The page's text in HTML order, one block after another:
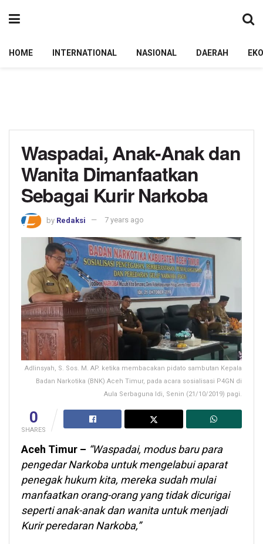
HOME INTERNATIONAL NASIONAL DAERAH
Waspadai, Anak-Anak dan
Wanita Dimanfaatkan
Sebagai Kurir Narkoba
by Redaksi 7 years ago
Adlinsyah, S. Sos. M. AP. ketika membacakan pidato sambutan Kepala
Badan Narkotika (BNK) Aceh Timur, pada acara sosialisasi P4GN di
Aula Serbaguna Idi, Senin (21/10/2019) pagi.
0
SHARES
Aceh Timur – “Waspadai, modus baru para
pengedar Narkoba untuk mengelabui aparat
penegak hukum kita, mereka sudah mulai
manfaatkan orang-orang yang tidak dicurigai
seperti anak-anak dan wanita untuk menjadi
Kurir peredaran Narkoba,”